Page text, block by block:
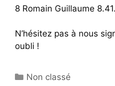
8 Romain Guillaume
N’hésitez pas à nous
oubli !
Catégories
Non classé